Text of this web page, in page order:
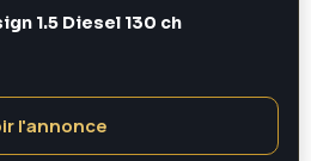
1.5 Diesel 130 ch
l'annonce